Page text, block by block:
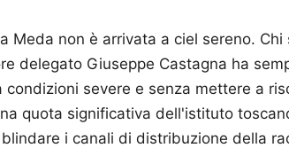
Meda non è arrivata a ciel sereno.
delegato Giuseppe Castagna ha
condizioni severe e senza mettere a
quota significativa dell'istituto
i canali di distribuzione della